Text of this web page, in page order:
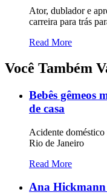
Ator, dublador e
carreira para trás
Read More
Você Também
Bebês gêmeos
de casa
Acidente
Rio de Janeiro
Read More
Ana Hickmann